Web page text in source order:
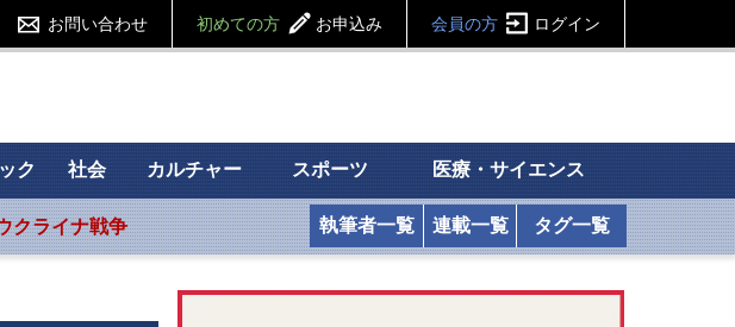
お問い合わせ 初めての方 お申込み 会員の方 ログイン
ク 社会 カルチャー スポーツ 医療・サイエンス
クライナ戦争 執筆者一覧 連載一覧 タグ一覧